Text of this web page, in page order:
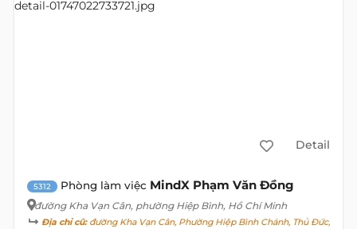
Detail
5312 Phòng làm việc MindX Phạm Văn Đồng
đường Kha Vạn Cân, phường Hiệp Bình, Hồ Chí Minh
Địa chỉ cũ:đường Kha Vạn Cân, Phường Hiệp Bình Chánh, Thủ Đức,